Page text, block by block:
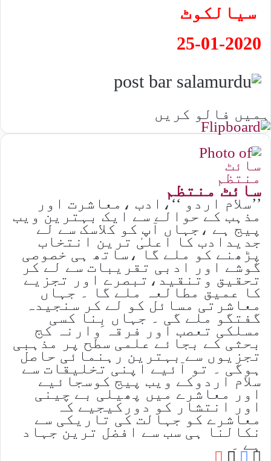
سیالکوٹ
25-01-2020
ہمیں فالو کریں
سائٹ منتظم
’’سلام اردو ‘‘،ادب ،معاشرت اور
مذہب کے حوالے سے ایک بہترین ویب
پیج ہے ،جہاں آپ کو کلاسک سے لے
جدیدادب کا اعلیٰ ترین انتخاب
پڑھنے کو ملے گا ،ساتھ ہی خصوصی
گوشے اور ادبی تقریبات سے لے کر
تحقیق وتنقید،تبصرے اور تجزیے
کا عمیق مطالعہ ملے گا ۔ جہاں
معاشرتی مسائل کو لے کر سنجیدہ
گفتگو ملے گی ۔ جہاں بِنا کسی
مسلکی تعصب اور فرقہ وارنہ کج
بحثی کے بجائے علمی سطح پر مذہبی
تجزیوں سے بہترین رہنمائی حاصل
ہوگی ۔ تو آئیے اپنی تخلیقات سے
سلام اردوکے ویب پیج کوسجائیے
اور معاشرے میں پھیلی بے چینی
اور انتشار کو دورکیجیے کہ
معاشرے کو جہالت کی تاریکی سے
نکالنا ہی سب سے افضل ترین جہاد
ہے ۔
Website
Facebook
X